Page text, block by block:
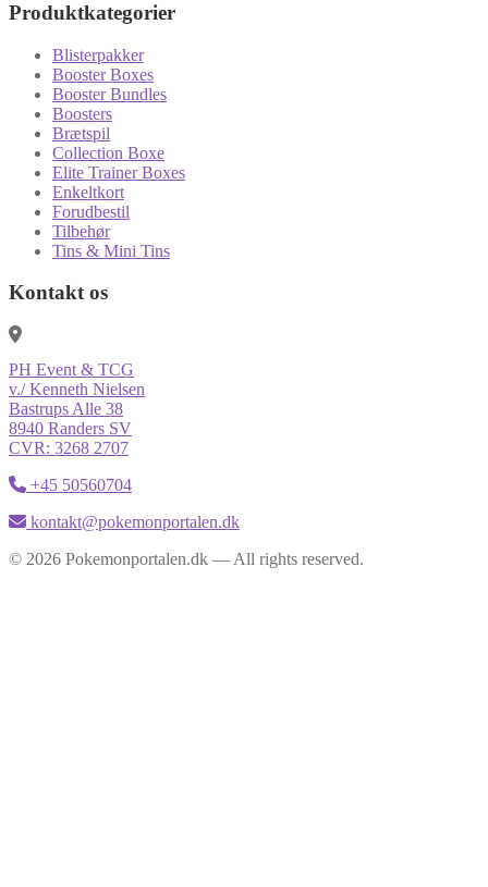
Produktkategorier
Blisterpakker
Booster Boxes
Booster Bundles
Boosters
Brætspil
Collection Boxe
Elite Trainer Boxes
Enkeltkort
Forudbestil
Tilbehør
Tins & Mini Tins
Kontakt os
PH Event & TCG
v./ Kenneth Nielsen
Bastrups Alle 38
8940 Randers SV
CVR: 3268 2707
+45 50560704
kontakt@pokemonportalen.dk
© 2026 Pokemonportalen.dk — All rights reserved.